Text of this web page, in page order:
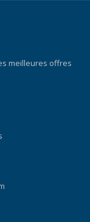
meilleures offres